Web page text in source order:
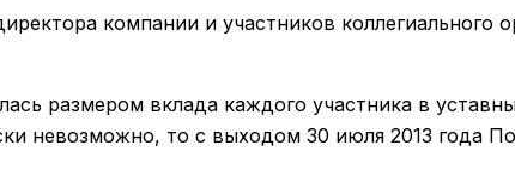
компании и участников коллегиального
размером вклада каждого участника в
невозможно, то с выходом 30 июля 2013 года